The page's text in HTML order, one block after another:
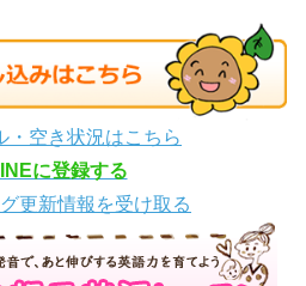
・空き状況はこちら
に登録する
更新情報を受け取る